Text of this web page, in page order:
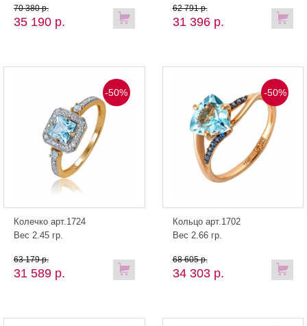
35 190 р.
70 380 р.
31 396 р.
62 791 р.
-50%
Колечко арт.1724
Вес 2.45 гр.
31 589 р.
63 179 р.
-50%
Кольцо арт.1702
Вес 2.66 гр.
34 303 р.
68 605 р.